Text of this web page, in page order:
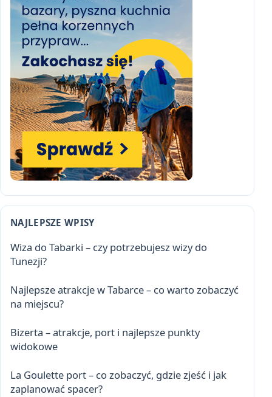
NAJLEPSZE WPISY
Wiza do Tabarki – czy potrzebujesz wizy do
Tunezji?
Najlepsze atrakcje w Tabarce – co warto zobaczyć
na miejscu?
Bizerta – atrakcje, port i najlepsze punkty
widokowe
La Goulette port – co zobaczyć, gdzie zjeść i jak
zaplanować spacer?